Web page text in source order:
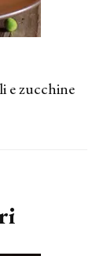
e zucchine